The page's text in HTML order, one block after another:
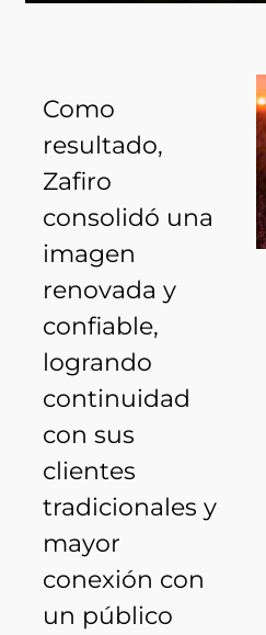
Como
resultado,
Zafiro
consolidó una
imagen
renovada y
confiable,
logrando
continuidad
con sus
clientes
tradicionales y
mayor
conexión con
un público